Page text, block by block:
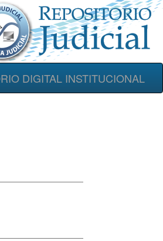
DIGITAL INSTITUCIONAL